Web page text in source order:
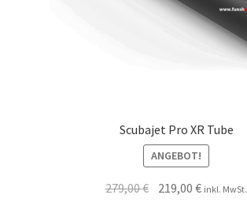
Scubajet Pro XR Tube
ANGEBOT!
279,00€ 219,00€ inkl. MwSt.